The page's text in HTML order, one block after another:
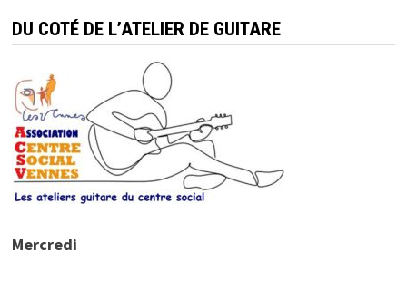
DU COTÉ DE L’ATELIER DE GUITARE
Mercredi